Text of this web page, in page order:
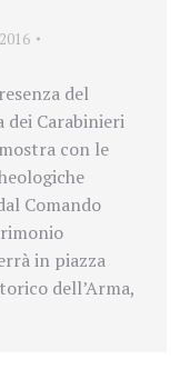
del
dei Carabinieri
con le
Comando
in piazza
dell’Arma,